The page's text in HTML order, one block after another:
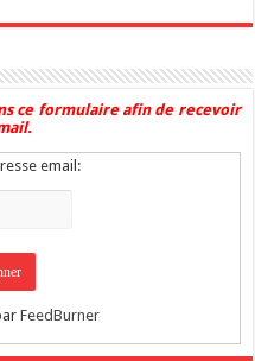
ce formulaire afin de recevoir
email:
FeedBurner